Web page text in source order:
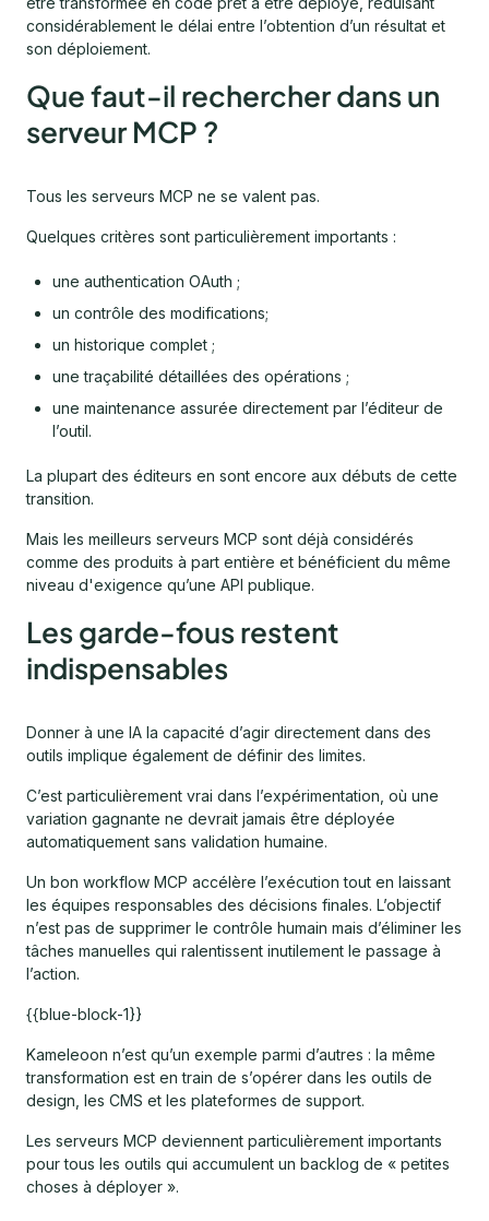
considérablement le délai entre l’obtention d’un résultat et
son déploiement.
Que faut-il rechercher dans un
serveur MCP ?
Tous les serveurs MCP ne se valent pas.
Quelques critères sont particulièrement importants :
une authentication OAuth ;
un contrôle des modifications;
un historique complet ;
une traçabilité détaillées des opérations ;
une maintenance assurée directement par l’éditeur de
l’outil.
La plupart des éditeurs en sont encore aux débuts de cette
transition.
Mais les meilleurs serveurs MCP sont déjà considérés
comme des produits à part entière et bénéficient du même
niveau d'exigence qu’une API publique.
Les garde-fous restent
indispensables
Donner à une IA la capacité d’agir directement dans des
outils implique également de définir des limites.
C’est particulièrement vrai dans l’expérimentation, où une
variation gagnante ne devrait jamais être déployée
automatiquement sans validation humaine.
Un bon workflow MCP accélère l’exécution tout en laissant
les équipes responsables des décisions finales. L’objectif
n’est pas de supprimer le contrôle humain mais d’éliminer les
tâches manuelles qui ralentissent inutilement le passage à
l’action.
{{blue-block-1}}
Kameleoon n’est qu’un exemple parmi d’autres : la même
transformation est en train de s’opérer dans les outils de
design, les CMS et les plateformes de support.
Les serveurs MCP deviennent particulièrement importants
pour tous les outils qui accumulent un backlog de « petites
choses à déployer ».